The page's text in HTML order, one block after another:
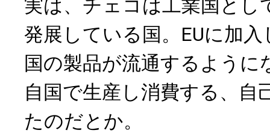
実は、チェコは工業国とし
発展している国。EUに加
国の製品が流通するように
自国で生産し消費する、自
たのだとか。